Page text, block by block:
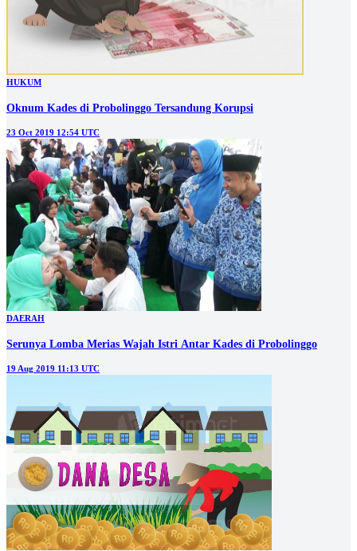
HUKUM
Oknum Kades di Probolinggo Tersandung Korupsi
23 Oct 2019 12:54 UTC
DAERAH
Serunya Lomba Merias Wajah Istri Antar Kades di Probolinggo
19 Aug 2019 11:13 UTC